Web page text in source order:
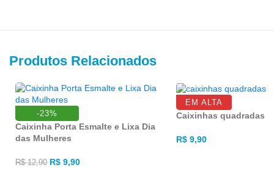
Produtos Relacionados
-23%
Caixinha Porta Esmalte e Lixa Dia
das Mulheres
R$12,90 R$ 9,90
EM ALTA
Caixinhas quadradas
R$9,90